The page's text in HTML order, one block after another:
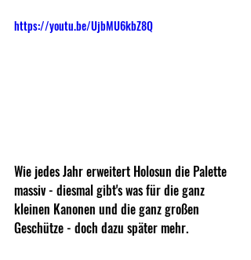
https://youtu.be/UjbMU6kbZ8Q
Wie jedes Jahr erweitert Holosun die Palette
massiv - diesmal gibt's was für die ganz
kleinen Kanonen und die ganz großen
Geschütze - doch dazu später mehr.